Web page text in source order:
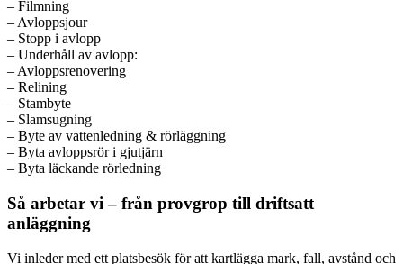
– Filmning
– Avloppsjour
– Stopp i avlopp
– Underhåll av avlopp:
– Avloppsrenovering
– Relining
– Stambyte
– Slamsugning
– Byte av vattenledning & rörläggning
– Byta avloppsrör i gjutjärn
– Byta läckande rörledning
Så arbetar vi – från provgrop till driftsatt
anläggning
Vi inleder med ett platsbesök för att kartlägga mark, fall, avstånd och